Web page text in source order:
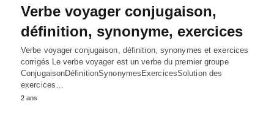
Verbe voyager conjugaison,
définition, synonyme, exercices
Verbe voyager conjugaison, définition, synonymes et exercices
corrigés Le verbe voyager est un verbe du premier groupe
ConjugaisonDéfinitionSynonymesExercicesSolution des
exercices…
2 ans